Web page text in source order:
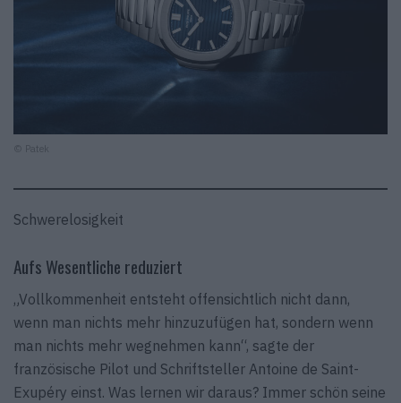
© Patek
Schwerelosigkeit
Aufs Wesentliche reduziert
„Vollkommenheit entsteht offensichtlich nicht dann,
wenn man nichts mehr hinzuzufügen hat, sondern wenn
man nichts mehr wegnehmen kann“, sagte der
französische Pilot und Schriftsteller Antoine de Saint-
Exupéry einst. Was lernen wir daraus? Immer schön seine